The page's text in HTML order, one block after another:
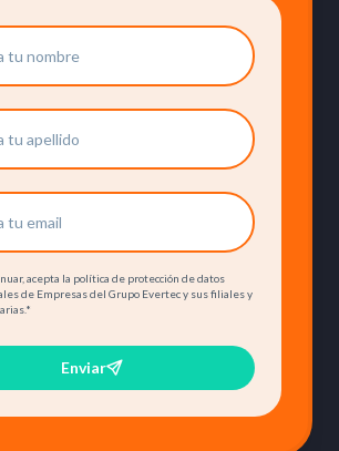
acepta la política de protección de datos
de Empresas del Grupo Evertec y sus filiales y
*
Enviar